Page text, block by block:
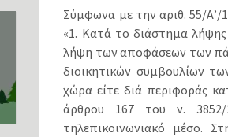
Σύμφωνα με την αριθ. 55/Α’/
«1. Κατά το διάστημα
λήψη των αποφάσεων των
διοικητικών συμβουλίων
χώρα είτε διά περιφοράς
άρθρου 167 του ν. 3852/
τηλεπικοινωνιακό μέσο.